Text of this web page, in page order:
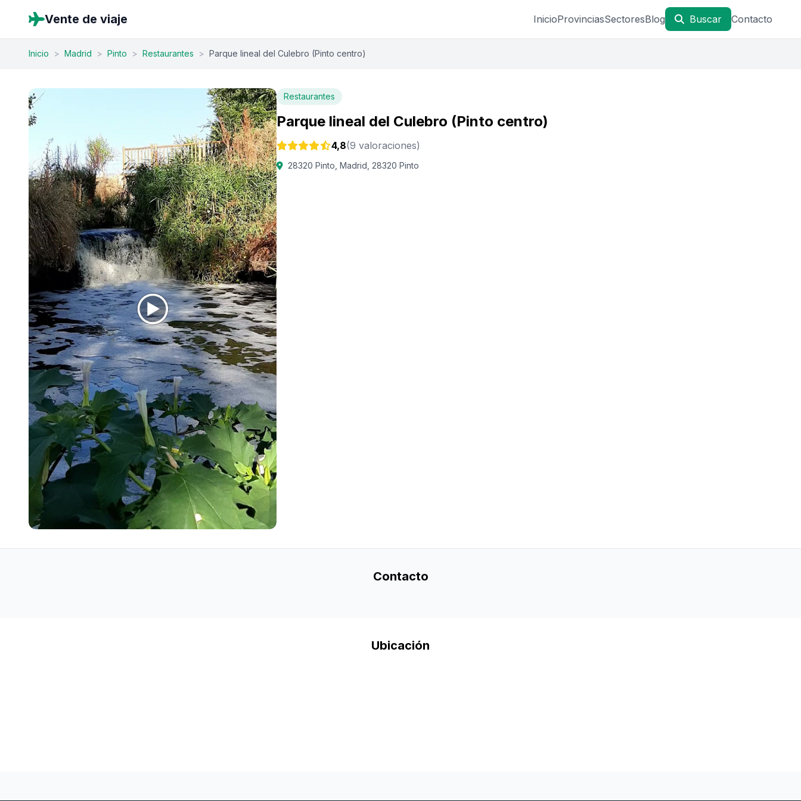
Vente de viaje InicioProvinciasSectoresBlog Buscar Contacto
Inicio > Madrid > Pinto > Restaurantes > Parque lineal del Culebro (Pinto centro)
Restaurantes
Parque lineal del Culebro (Pinto centro)
4,8(9 valoraciones)
28320 Pinto, Madrid, 28320 Pinto
Contacto
Ubicación